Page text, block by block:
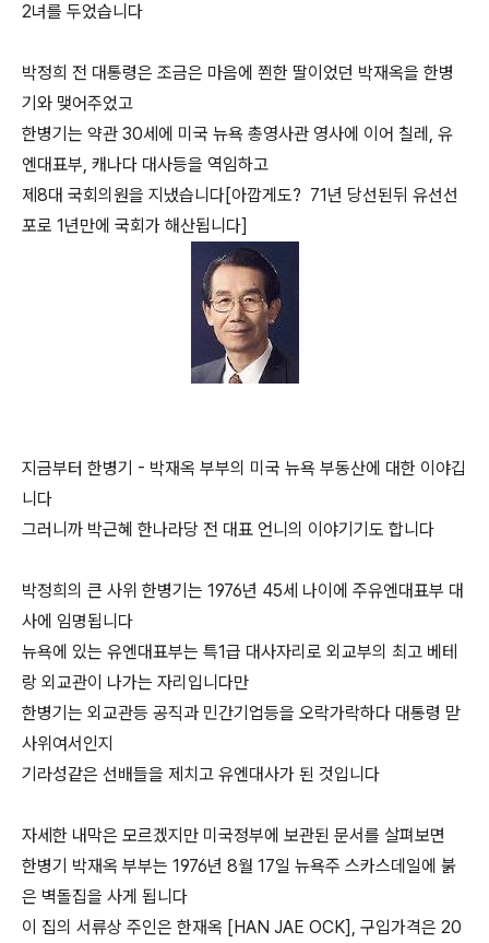
2녀를 두었습니다
박정희 전 대통령은 조금은 마음에 쬔한 딸이었던 박재옥을 한병
기와 맺어주었고
한병기는 약관 30세에 미국 뉴욕 총영사관 영사에 이어 칠레, 유
엔대표부, 캐나다 대사등을 역임하고
제8대 국회의원을 지냈습니다[아깝게도? 71년 당선된뒤 유선선
포로 1년만에 국회가 해산됩니다]
지금부터 한병기 - 박재옥 부부의 미국 뉴욕 부동산에 대한 이야깁
니다
그러니까 박근혜 한나라당 전 대표 언니의 이야기기도 합니다
박정희의 큰 사위 한병기는 1976년 45세 나이에 주유엔대표부 대
사에 임명됩니다
뉴욕에 있는 유엔대표부는 특1급 대사자리로 외교부의 최고 베테
랑 외교관이 나가는 자리입니다만
한병기는 외교관등 공직과 민간기업등을 오락가락하다 대통령 맏
사위여서인지
기라성같은 선배들을 제치고 유엔대사가 된 것입니다
자세한 내막은 모르겠지만 미국정부에 보관된 문서를 살펴보면
한병기 박재옥 부부는 1976년 8월 17일 뉴욕주 스카스데일에 붉
은 벽돌집을 사게 됩니다
이 집의 서류상 주인은 한재옥 [HAN JAE OCK], 구입가격은 20